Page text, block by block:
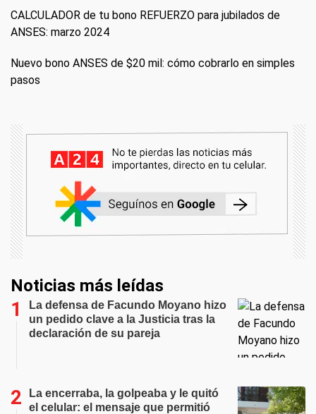
CALCULADOR de tu bono REFUERZO para jubilados de
ANSES: marzo 2024
Nuevo bono ANSES de $20 mil: cómo cobrarlo en simples
pasos
Noticias más leídas
La defensa de Facundo Moyano hizo
un pedido clave a la Justicia tras la
declaración de su pareja
La encerraba, la golpeaba y le quitó
el celular: el mensaje que permitió